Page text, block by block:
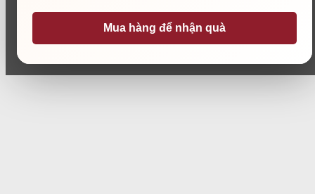
Mua hàng để nhận quà